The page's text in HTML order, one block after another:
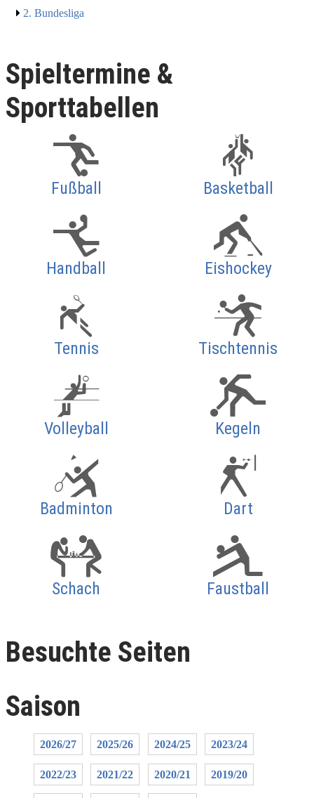
2. Bundesliga
Spieltermine &
Sporttabellen
Fußball Basketball
Handball Eishockey
Tennis Tischtennis
Volleyball Kegeln
Badminton Dart
Schach Faustball
Besuchte Seiten
Saison
2026/27 2025/26 2024/25 2023/24
2022/23 2021/22 2020/21 2019/20